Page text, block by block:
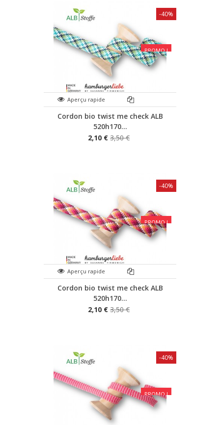
PROMO !
Aperçu rapide
Cordon bio twist me check ALB
520h170...
2,10 € 3,50 €
-40%
PROMO !
Aperçu rapide
Cordon bio twist me check ALB
520h170...
2,10 € 3,50 €
-40%
PROMO !
-40%